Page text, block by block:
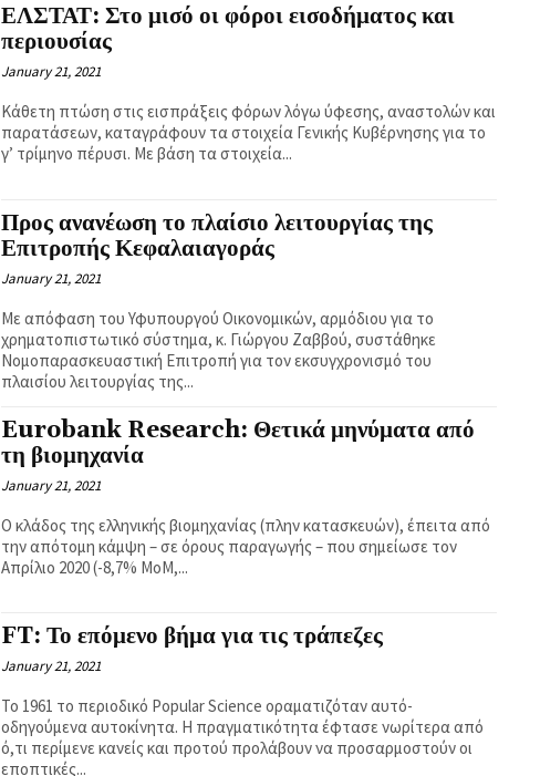
ΕΛΣΤΑΤ: Στο μισό οι φόροι εισοδήματος και
περιουσίας
January 21, 2021
Κάθετη πτώση στις εισπράξεις φόρων λόγω ύφεσης, αναστολών και
παρατάσεων, καταγράφουν τα στοιχεία Γενικής Κυβέρνησης για το
γ’ τρίμηνο πέρυσι. Με βάση τα στοιχεία...
Προς ανανέωση το πλαίσιο λειτουργίας της
Επιτροπής Κεφαλαιαγοράς
January 21, 2021
Με απόφαση του Υφυπουργού Οικονομικών, αρμόδιου για το
χρηματοπιστωτικό σύστημα, κ. Γιώργου Ζαββού, συστάθηκε
Νομοπαρασκευαστική Επιτροπή για τον εκσυγχρονισμό του
πλαισίου λειτουργίας της...
Eurobank Research: Θετικά μηνύματα από
τη βιομηχανία
January 21, 2021
Ο κλάδος της ελληνικής βιομηχανίας (πλην κατασκευών), έπειτα από
την απότομη κάμψη – σε όρους παραγωγής – που σημείωσε τον
Απρίλιο 2020 (-8,7% MoM,...
FT: Το επόμενο βήμα για τις τράπεζες
January 21, 2021
To 1961 το περιοδικό Popular Science οραματιζόταν αυτό-
οδηγούμενα αυτοκίνητα. Η πραγματικότητα έφτασε νωρίτερα από
ό,τι περίμενε κανείς και προτού προλάβουν να προσαρμοστούν οι
εποπτικές...